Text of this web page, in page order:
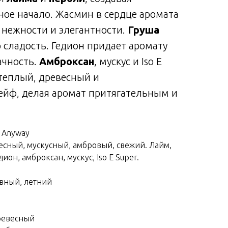
начало. Жасмин в сердце аромата
и элегантности. Груша
Гедион придает аромату
Амброксан, мускус и Iso E
древесный и
делая аромат притягательным и
мускусный, амбровый, свежий. Лайм,
амброксан, мускус, Iso E Super.
летний